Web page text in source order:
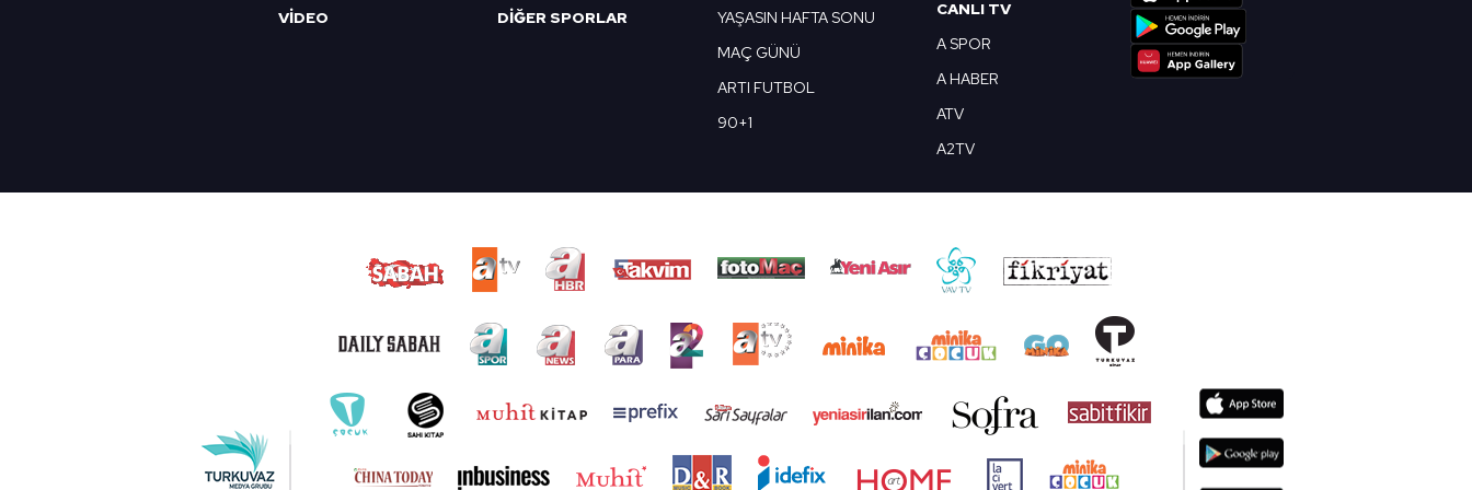
VİDEO
DİĞER SPORLAR
YAŞASIN HAFTA SONU
MAÇ GÜNÜ
ARTI FUTBOL
90+1
CANLI TV
A SPOR
A HABER
ATV
A2TV